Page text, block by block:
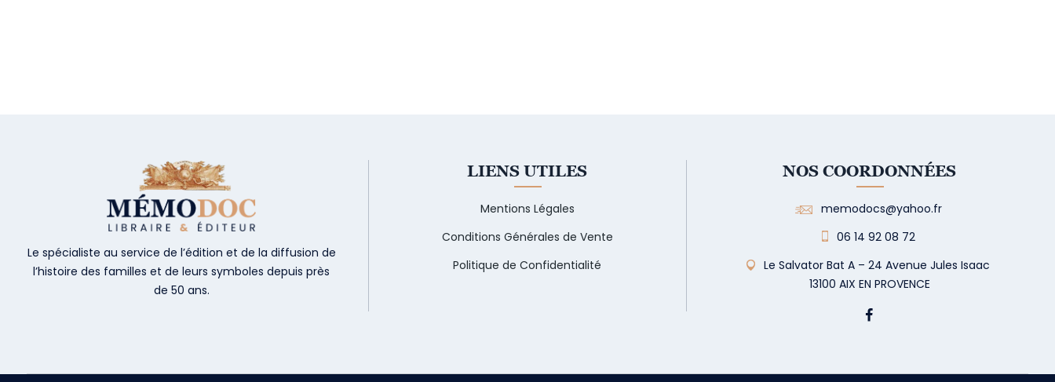
Le spécialiste au service de l’édition et de la diffusion de
l’histoire des familles et de leurs symboles depuis près
de 50 ans.
LIENS UTILES
Mentions Légales
Conditions Générales de Vente
Politique de Confidentialité
NOS COORDONNÉES
memodocs@yahoo.fr
06 14 92 08 72
Le Salvator Bat A – 24 Avenue Jules Isaac
13100 AIX EN PROVENCE